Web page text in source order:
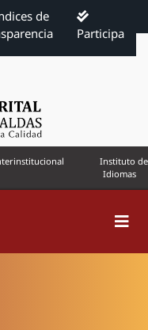
de
Participa
Instituto de
Idiomas